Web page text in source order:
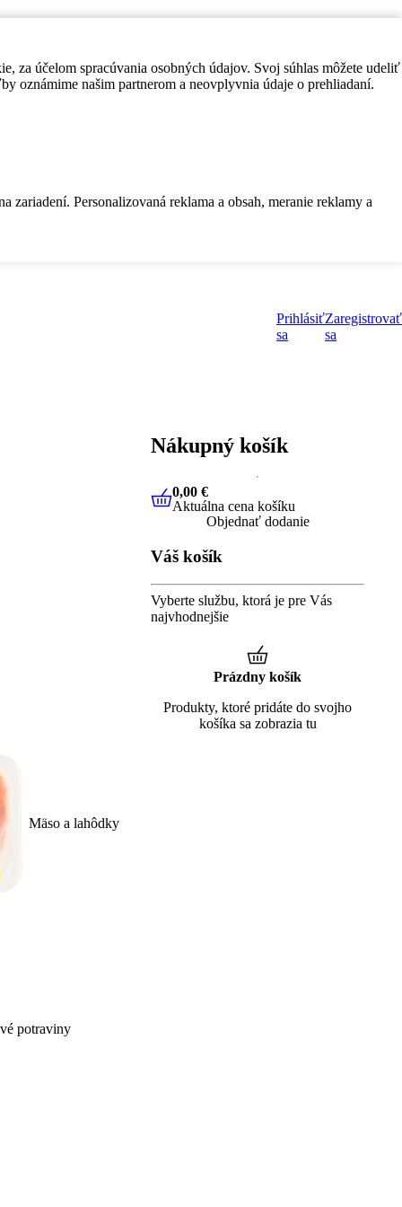
za účelom spracúvania osobných údajov. Svoj súhlas môžete udeliť
oznámime našim partnerom a neovplyvnia údaje o prehliadaní.
Personalizovaná reklama a obsah, meranie reklamy a
Prihlásiť
sa
Zaregistrovať
sa
Mäso a lahôdky
potraviny
Nákupný košík
0,00 €Aktuálna cena košíku
0,00 €
Aktuálna cena košíku
Objednať dodanie
Váš košík
Vyberte službu, ktorá je pre Vás
najvhodnejšie
Prázdny košík
Produkty, ktoré pridáte do svojho
košíka sa zobrazia tu